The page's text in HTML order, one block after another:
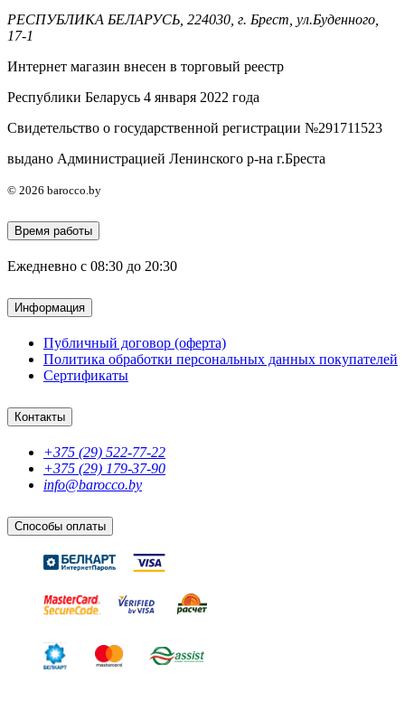
РЕСПУБЛИКА БЕЛАРУСЬ, 224030, г. Брест, ул.Буденного,
17-1
Интернет магазин внесен в торговый реестр
Республики Беларусь 4 января 2022 года
Свидетельство о государственной регистрации №291711523
выдано Администрацией Ленинского р-на г.Бреста
© 2026 barocco.by
Время работы
Ежедневно с 08:30 до 20:30
Информация
Публичный договор (оферта)
Политика обработки персональных данных покупателей
Сертификаты
Контакты
+375 (29) 522-77-22
+375 (29) 179-37-90
info@barocco.by
Способы оплаты